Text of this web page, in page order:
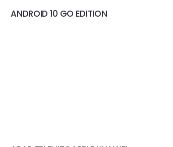
ANDROID 10 GO EDITION